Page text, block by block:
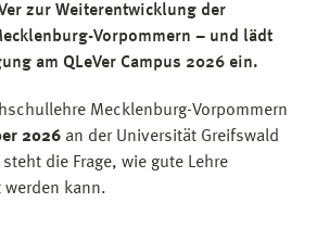
zur Weiterentwicklung der
Vorpommern – und lädt
am QLeVer Campus 2026 ein.
Mecklenburg-Vorpommern
2026 an der Universität Greifswald
die Frage, wie gute Lehre
werden kann.